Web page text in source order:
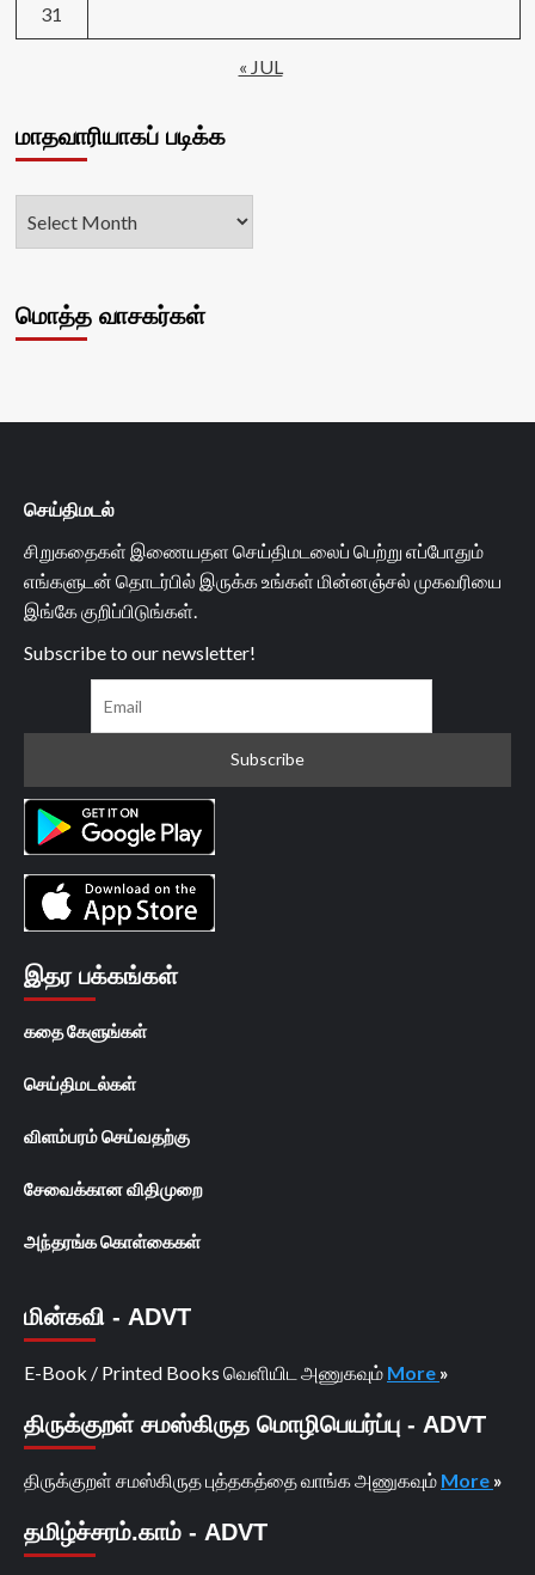
31
« JUL
மாதவாரியாகப் படிக்க
மொத்த வாசகர்கள்
செய்திமடல்
சிறுகதைகள் இணையதள செய்திமடலைப் பெற்று எப்போதும்
எங்களுடன் தொடர்பில் இருக்க உங்கள் மின்னஞ்சல் முகவரியை
இங்கே குறிப்பிடுங்கள்.
Subscribe to our newsletter!
இதர பக்கங்கள்
கதை கேளுங்கள்
செய்திமடல்கள்
விளம்பரம் செய்வதற்கு
சேவைக்கான விதிமுறை
அந்தரங்க கொள்கைகள்
மின்கவி - ADVT
E-Book / Printed Books வெளியிட அணுகவும் More »
திருக்குறள் சமஸ்கிருத மொழிபெயர்ப்பு - ADVT
திருக்குறள் சமஸ்கிருத புத்தகத்தை வாங்க அணுகவும் More »
தமிழ்ச்சரம்.காம் - ADVT